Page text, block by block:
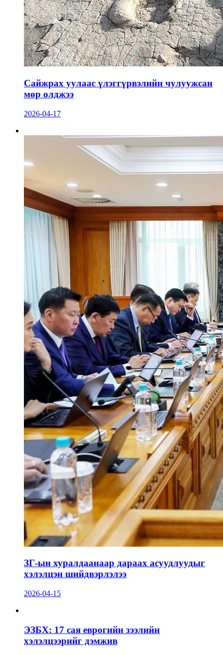
Сайжрах уулаас үлэггүрвэлийн чулуужсан
мөр олджээ
2026-04-17
ЗГ-ын хуралдаанаар дараах асуудлуудыг
хэлэлцэн шийдвэрлэлээ
2026-04-15
ЭЗБХ: 17 сая еврогийн зээлийн
хэлэлцээрийг дэмжив